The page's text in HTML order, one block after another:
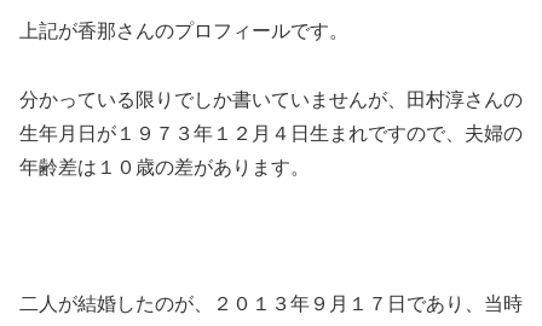
上記が香那さんのプロフィールです。
分かっている限りでしか書いていませんが、田村淳さんの
生年月日が１９７３年１２月４日生まれですので、夫婦の
年齢差は１０歳の差があります。
二人が結婚したのが、２０１３年９月１７日であり、当時